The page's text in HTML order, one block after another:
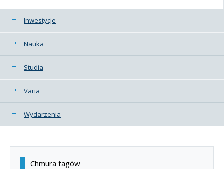
Kategorie
Inwestycje
Nauka
Studia
Varia
Wydarzenia
Chmura tagów